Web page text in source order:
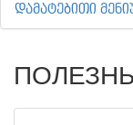
ᲓᲐᲛᲐᲢᲔᲑᲘᲗᲘ